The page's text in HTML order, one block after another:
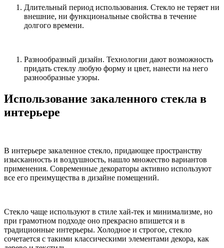
Длительный период использования. Стекло не теряет ни
внешние, ни функциональные свойства в течение
долгого времени.
Разнообразный дизайн. Технологии дают возможность
придать стеклу любую форму и цвет, нанести на него
разнообразные узоры.
Использование закаленного стекла в
интерьере
В интерьере закаленное стекло, придающее пространству
изысканность и воздушность, нашло множество вариантов
применения. Современные декораторы активно используют
все его преимущества в дизайне помещений.
Стекло чаще используют в стиле хай-тек и минимализме, но
при грамотном подходе оно прекрасно впишется и в
традиционные интерьеры. Холодное и строгое, стекло
сочетается с такими классическими элементами декора, как